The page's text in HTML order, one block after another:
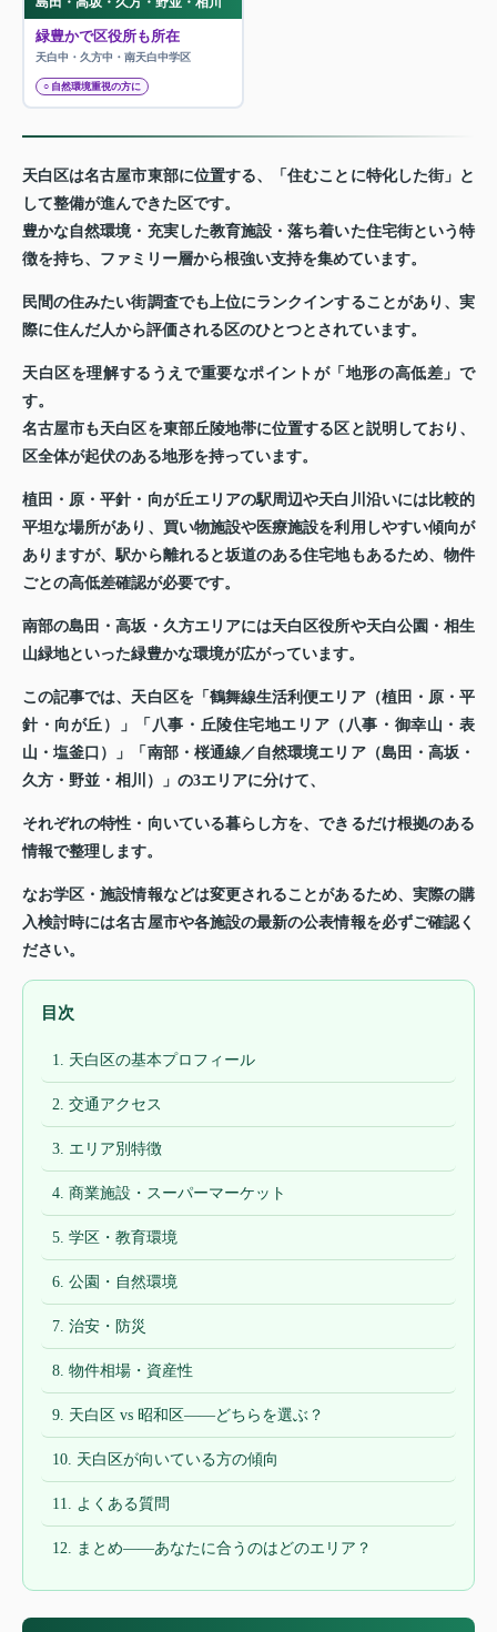
緑豊かで区役所も所在
天白中・久方中・南天白中学区
○ 自然環境重視の方に
天白区は名古屋市東部に位置する、「住むことに特化した街」と
して整備が進んできた区です。
豊かな自然環境・充実した教育施設・落ち着いた住宅街という特
徴を持ち、ファミリー層から根強い支持を集めています。
民間の住みたい街調査でも上位にランクインすることがあり、実
際に住んだ人から評価される区のひとつとされています。
天白区を理解するうえで重要なポイントが「地形の高低差」で
す。
名古屋市も天白区を東部丘陵地帯に位置する区と説明しており、
区全体が起伏のある地形を持っています。
植田・原・平針・向が丘エリアの駅周辺や天白川沿いには比較的
平坦な場所があり、買い物施設や医療施設を利用しやすい傾向が
ありますが、駅から離れると坂道のある住宅地もあるため、物件
ごとの高低差確認が必要です。
南部の島田・高坂・久方エリアには天白区役所や天白公園・相生
山緑地といった緑豊かな環境が広がっています。
この記事では、天白区を「鶴舞線生活利便エリア（植田・原・平
針・向が丘）」「八事・丘陵住宅地エリア（八事・御幸山・表
山・塩釜口）」「南部・桜通線／自然環境エリア（島田・高坂・
久方・野並・相川）」の3エリアに分けて、
それぞれの特性・向いている暮らし方を、できるだけ根拠のある
情報で整理します。
なお学区・施設情報などは変更されることがあるため、実際の購
入検討時には名古屋市や各施設の最新の公表情報を必ずご確認く
ださい。
目次
1. 天白区の基本プロフィール
2. 交通アクセス
3. エリア別特徴
4. 商業施設・スーパーマーケット
5. 学区・教育環境
6. 公園・自然環境
7. 治安・防災
8. 物件相場・資産性
9. 天白区 vs 昭和区——どちらを選ぶ？
10. 天白区が向いている方の傾向
11. よくある質問
12. まとめ——あなたに合うのはどのエリア？